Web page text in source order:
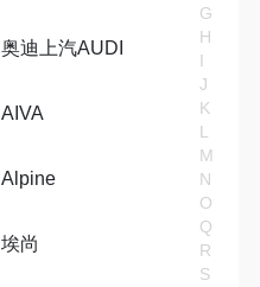
G
H
I
J
K
L
M
N
O
Q
R
S
奥迪上汽AUDI
AIVA
Alpine
埃尚